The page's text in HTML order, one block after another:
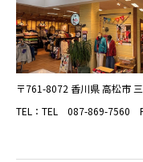
〒761-8072 香川県 高松市
TEL：TEL 087-869-7560